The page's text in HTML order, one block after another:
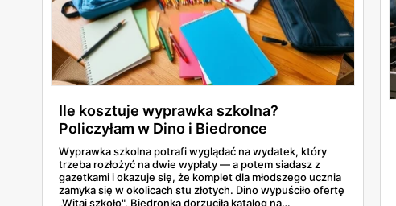
Ile kosztuje wyprawka szkolna?
Policzyłam w Dino i Biedronce
Wyprawka szkolna potrafi wyglądać na wydatek, który
trzeba rozłożyć na dwie wypłaty — a potem siadasz z
gazetkami i okazuje się, że komplet dla młodszego ucznia
zamyka się w okolicach stu złotych. Dino wypuściło ofertę
„Witaj szkoło", Biedronka dorzuciła katalog na